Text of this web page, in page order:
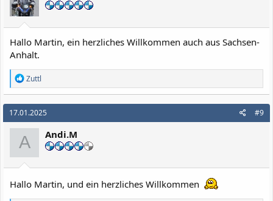
n
e
n
Hallo Martin, ein herzliches Willkommen auch aus Sachsen-
Anhalt.
R
e
a
k
t
i
o
n
e
n
Zuttl
17.01.2025 #9
A Andi.M
Hallo Martin, und ein herzliches Willkommen